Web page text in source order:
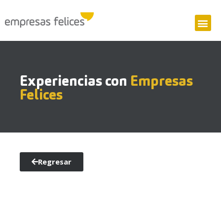
Experiencias con Empresas
Felices
Regresar